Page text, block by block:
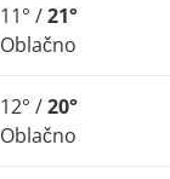
11° /21°
Oblačno
12° /20°
Oblačno